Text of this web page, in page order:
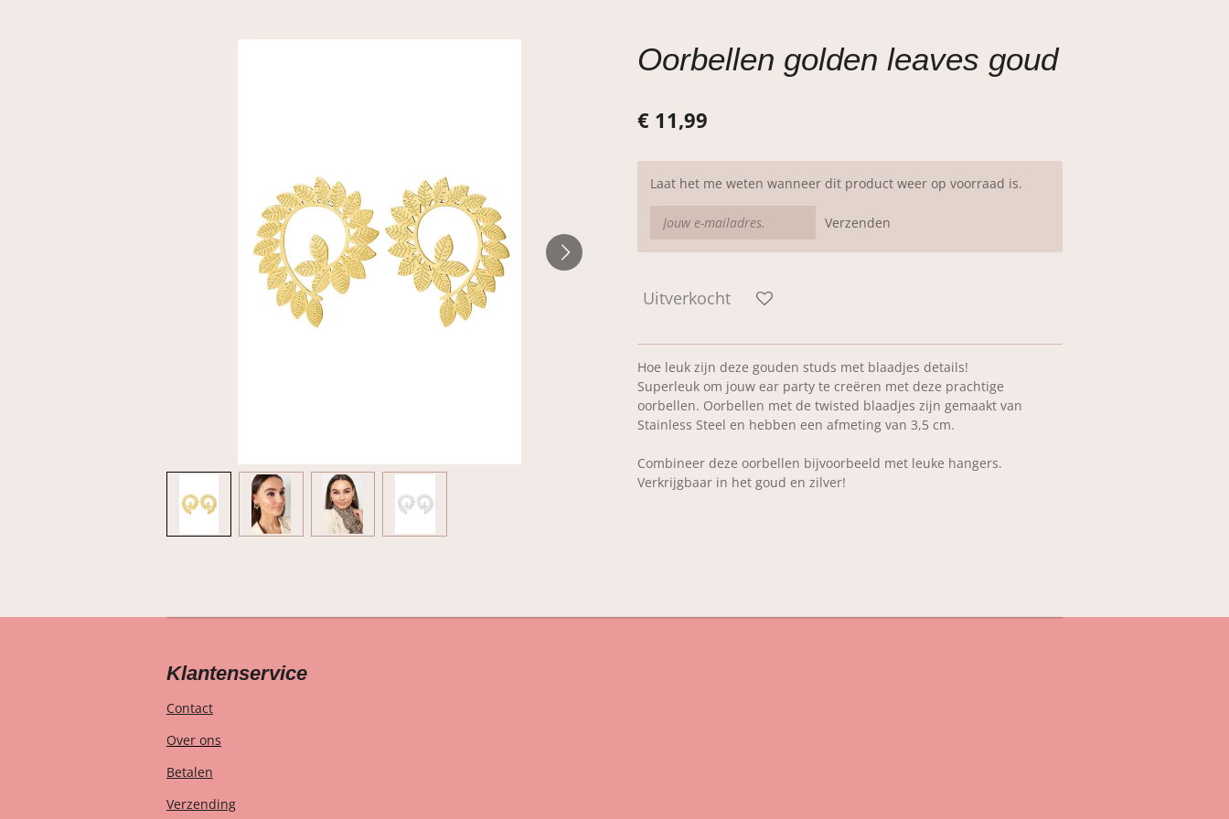
Oorbellen golden leaves goud
€ 11,99
Laat het me weten wanneer dit product weer op voorraad is.
Verzenden
Uitverkocht
Hoe leuk zijn deze gouden studs met blaadjes details!
Superleuk om jouw ear party te creëren met deze prachtige
oorbellen. Oorbellen met de twisted blaadjes zijn gemaakt van
Stainless Steel en hebben een afmeting van 3,5 cm.
Combineer deze oorbellen bijvoorbeeld met leuke hangers.
Verkrijgbaar in het goud en zilver!
Klantenservice
Contact
Over ons
Betalen
Verzending